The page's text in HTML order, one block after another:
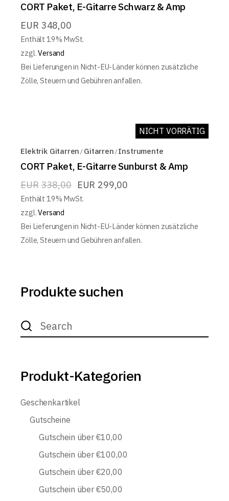
CORT Paket, E-Gitarre Schwarz & Amp
EUR 348,00
Enthält 19% MwSt.
zzgl.Versand
Bei Lieferungen in Nicht-EU-Länder können zusätzliche
Zölle, Steuern und Gebühren anfallen.
ON SALE
NICHT VORRÄTIG
Elektrik Gitarren Gitarren Instrumente
CORT Paket, E-Gitarre Sunburst & Amp
EUR 338,00 EUR 299,00
Enthält 19% MwSt.
zzgl.Versand
Bei Lieferungen in Nicht-EU-Länder können zusätzliche
Zölle, Steuern und Gebühren anfallen.
Produkte suchen
Search
for:
Produkt-Kategorien
Geschenkartikel
Gutscheine
Gutschein über €10,00
Gutschein über €100,00
Gutschein über €20,00
Gutschein über €50,00